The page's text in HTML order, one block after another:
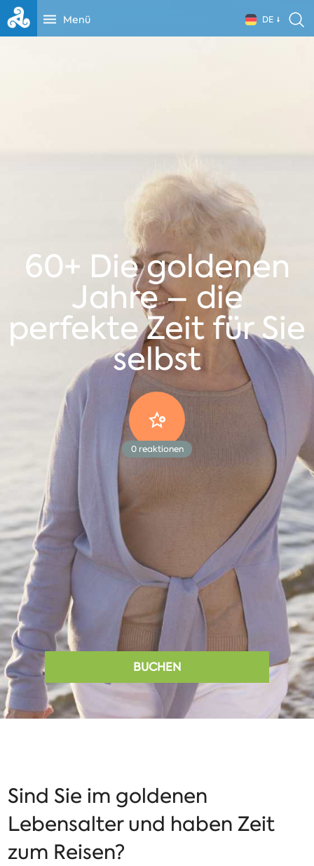
Menü DE
60+ Die goldenen
Jahre – die
perfekte Zeit für Sie
selbst
0reaktionen
BUCHEN
Sind Sie im goldenen
Lebensalter und haben Zeit
zum Reisen?